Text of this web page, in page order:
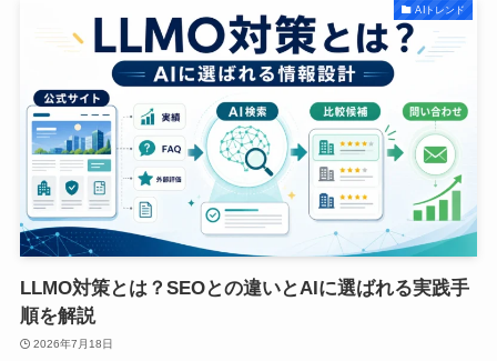
AIトレンド
LLMO対策とは？SEOとの違いとAIに選ばれる実践手
順を解説
2026年7月18日